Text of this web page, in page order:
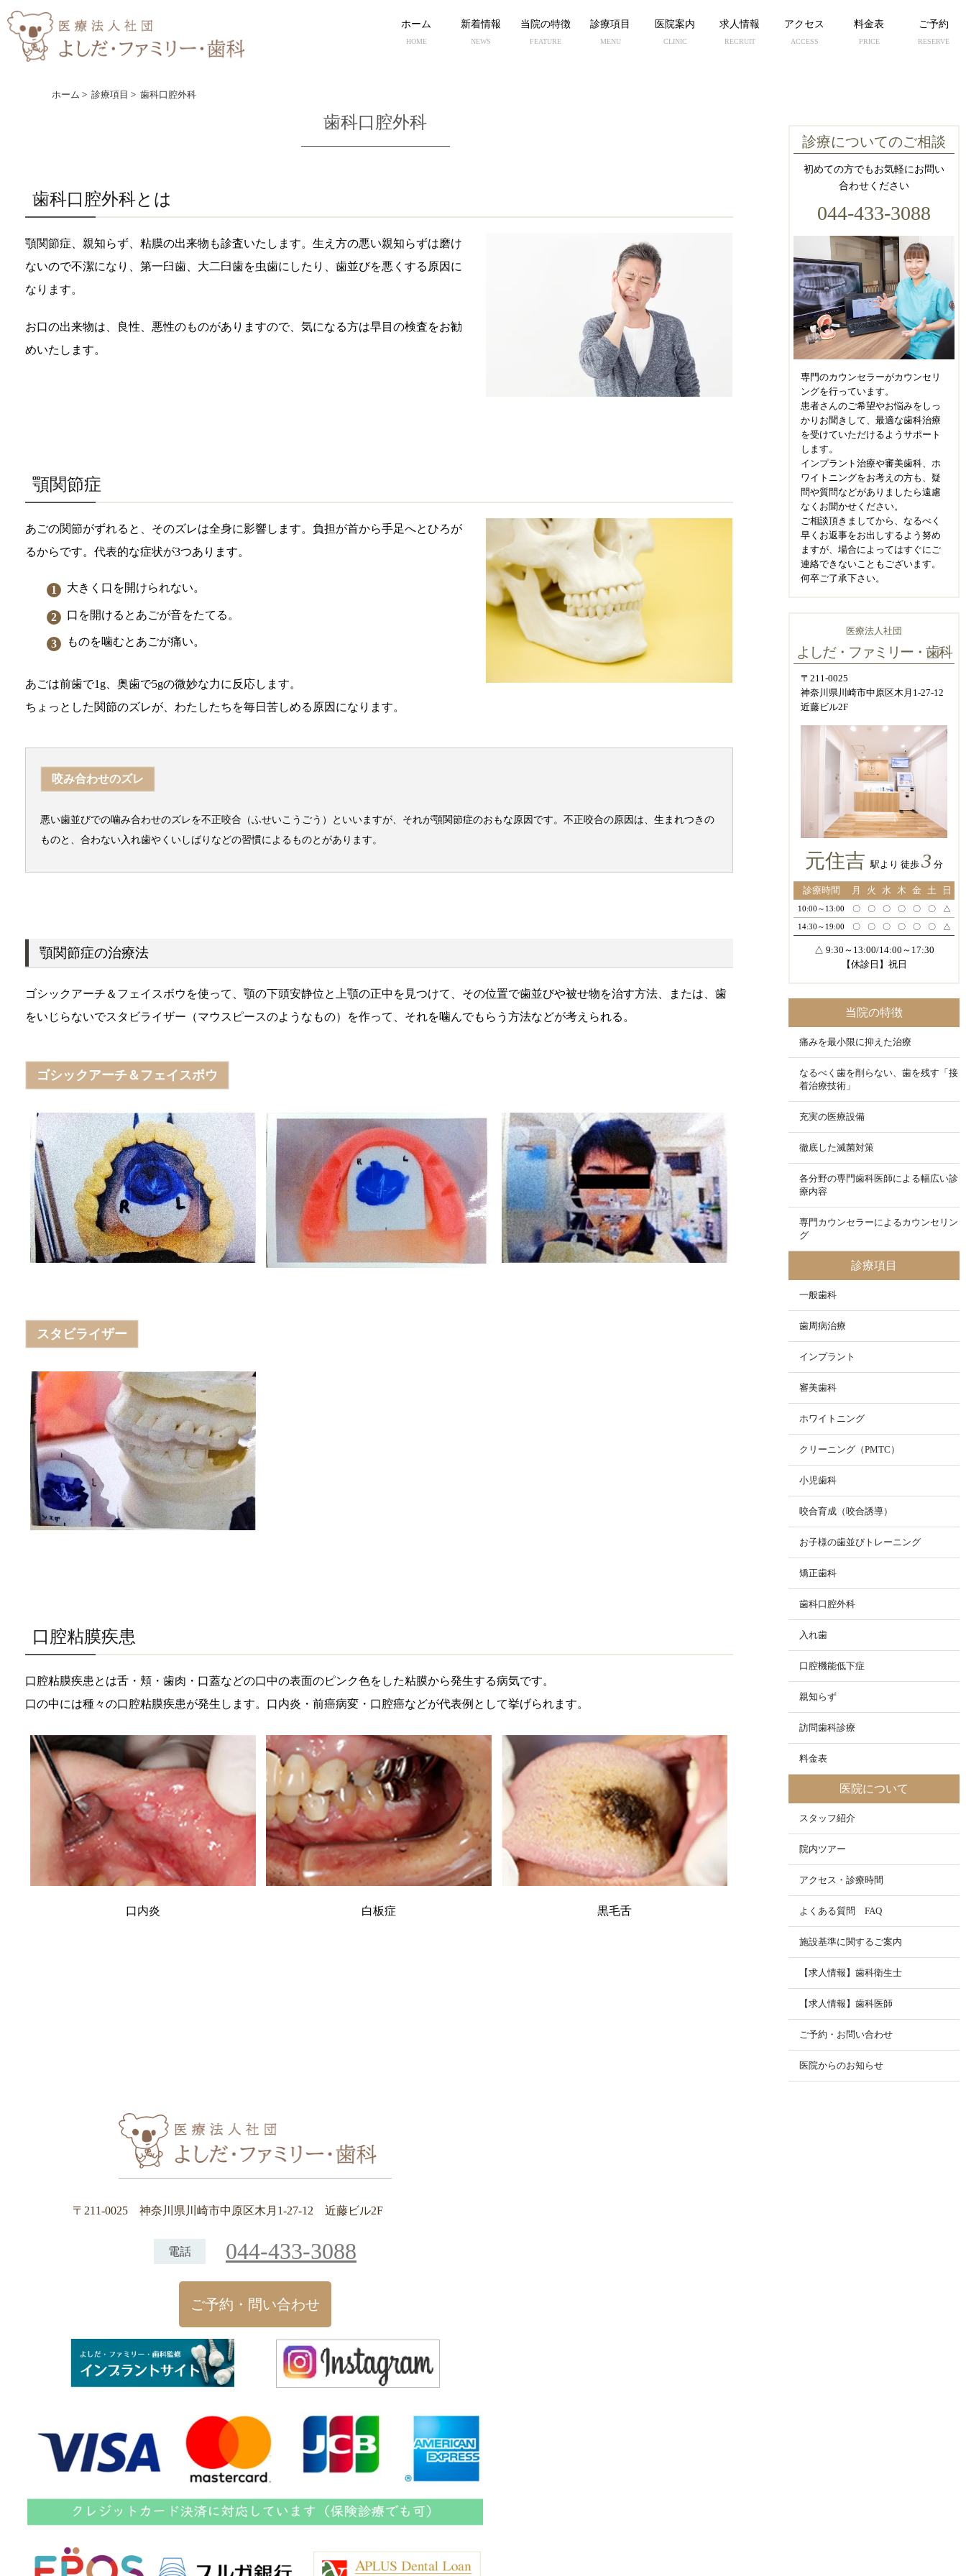
ホーム
HOME
新着情報
NEWS
当院の特徴
FEATURE
診療項目
MENU
医院案内
CLINIC
求人情報
RECRUIT
アクセス
ACCESS
料金表
PRICE
ご予約
RESERVE
ホーム > 診療項目 > 歯科口腔外科
歯科口腔外科
歯科口腔外科とは
顎関節症、親知らず、粘膜の出来物も診査いたします。生え方の悪い親知らずは磨け
ないので不潔になり、第一臼歯、大二臼歯を虫歯にしたり、歯並びを悪くする原因に
なります。
お口の出来物は、良性、悪性のものがありますので、気になる方は早目の検査をお勧
めいたします。
顎関節症
あごの関節がずれると、そのズレは全身に影響します。負担が首から手足へとひろが
るからです。代表的な症状が3つあります。
大きく口を開けられない。
口を開けるとあごが音をたてる。
ものを噛むとあごが痛い。
あごは前歯で1g、奥歯で5gの微妙な力に反応します。
ちょっとした関節のズレが、わたしたちを毎日苦しめる原因になります。
咬み合わせのズレ
悪い歯並びでの噛み合わせのズレを不正咬合（ふせいこうごう）といいますが、それが顎関節症のおもな原因です。不正咬合の原因は、生まれつきの
ものと、合わない入れ歯やくいしばりなどの習慣によるものとがあります。
顎関節症の治療法
ゴシックアーチ＆フェイスボウを使って、顎の下頭安静位と上顎の正中を見つけて、その位置で歯並びや被せ物を治す方法、または、歯
をいじらないでスタビライザー（マウスピースのようなもの）を作って、それを噛んでもらう方法などが考えられる。
ゴシックアーチ＆フェイスボウ
スタビライザー
口腔粘膜疾患
口腔粘膜疾患とは舌・頬・歯肉・口蓋などの口中の表面のピンク色をした粘膜から発生する病気です。
口の中には種々の口腔粘膜疾患が発生します。口内炎・前癌病変・口腔癌などが代表例として挙げられます。
口内炎 白板症 黒毛舌
診療についてのご相談
初めての方でもお気軽にお問い
合わせください
044-433-3088
専門のカウンセラーがカウンセリ
ングを行っています。
患者さんのご希望やお悩みをしっ
かりお聞きして、最適な歯科治療
を受けていただけるようサポート
します。
インプラント治療や審美歯科、ホ
ワイトニングをお考えの方も、疑
問や質問などがありましたら遠慮
なくお聞かせください。
ご相談頂きましてから、なるべく
早くお返事をお出しするよう努め
ますが、場合によってはすぐにご
連絡できないこともございます。
何卒ご了承下さい。
医療法人社団
よしだ・ファミリー・歯科
〒211-0025
神奈川県川崎市中原区木月1-27-12
近藤ビル2F
元住吉 駅より 徒歩 3 分
診療時間 月 火 水 木 金 土 日
10:00～13:00 〇 〇 〇 〇 〇 〇 △
14:30～19:00 〇 〇 〇 〇 〇 〇 △
△ 9:30～13:00/14:00～17:30
【休診日】祝日
当院の特徴
痛みを最小限に抑えた治療
なるべく歯を削らない、歯を残す「接
着治療技術」
充実の医療設備
徹底した滅菌対策
各分野の専門歯科医師による幅広い診
療内容
専門カウンセラーによるカウンセリン
グ
診療項目
一般歯科
歯周病治療
インプラント
審美歯科
ホワイトニング
クリーニング（PMTC）
小児歯科
咬合育成（咬合誘導）
お子様の歯並びトレーニング
矯正歯科
歯科口腔外科
入れ歯
口腔機能低下症
親知らず
訪問歯科診療
料金表
医院について
スタッフ紹介
院内ツアー
アクセス・診療時間
よくある質問 FAQ
施設基準に関するご案内
【求人情報】歯科衛生士
【求人情報】歯科医師
ご予約・お問い合わせ
医院からのお知らせ
〒211-0025神奈川県川崎市中原区木月1-27-12近藤ビル2F
電話 044-433-3088
ご予約・問い合わせ